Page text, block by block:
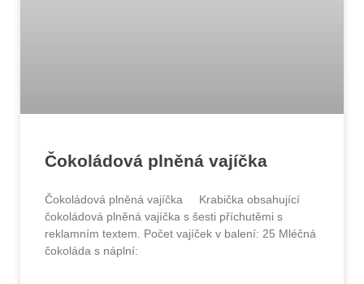
Čokoládová plněná vajíčka
Čokoládová plněná vajíčka Krabička obsahující
čokoládová plněná vajíčka s šesti příchutěmi s
reklamním textem. Počet vajíček v balení: 25 Mléčná
čokoláda s náplní: